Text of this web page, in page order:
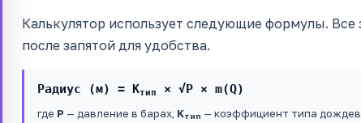
Калькулятор использует следующие формулы. Все
после запятой для удобства.
Радиус (м) = Kтип × √P × m(Q)
где P — давление в барах, Kтип — коэффициент типа